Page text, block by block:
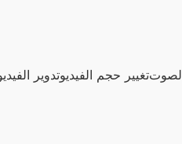
تدويرتغيير حجم الفيديو